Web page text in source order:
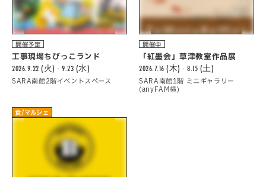
開催予定
工事現場ちびっこランド
2026.9.22 (火) - 9.23 (水)
SARA南館2階イベントスペース
開催中
「紅墨会」草津教室作品展
2026.7.16 (木) - 8.15 (土)
SARA南館1階 ミニギャラリー
(anyFAM横)
食/マルシェ